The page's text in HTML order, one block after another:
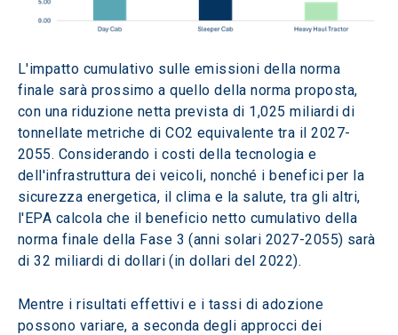
L'impatto cumulativo sulle emissioni della norma
finale sarà prossimo a quello della norma proposta,
con una riduzione netta prevista di 1,025 miliardi di
tonnellate metriche di CO2 equivalente tra il 2027-
2055. Considerando i costi della tecnologia e
dell'infrastruttura dei veicoli, nonché i benefici per la
sicurezza energetica, il clima e la salute, tra gli altri,
l'EPA calcola che il beneficio netto cumulativo della
norma finale della Fase 3 (anni solari 2027-2055) sarà
di 32 miliardi di dollari (in dollari del 2022).
Mentre i risultati effettivi e i tassi di adozione
possono variare, a seconda degli approcci dei